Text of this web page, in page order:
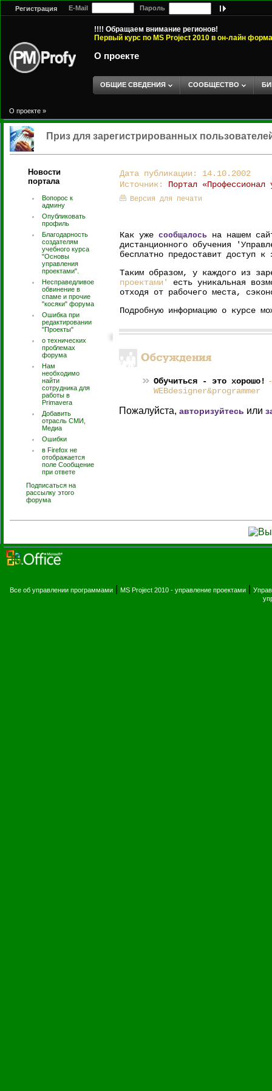
Регистрация E-Mail Пароль
!!!! Обращаем внимание регионов!
Первый курс по MS Project 2010 в он-лайн
О проекте
ОБЩИЕ СВЕДЕНИЯ СООБЩЕСТВО
О проекте »
Приз для зарегистрированных
Новости
портала
Вопорос к
админу
Опубликовать
профиль
Благодарность
создателям
учебного курса
"Основы
управления
проектами".
Несправедливое
обвинение в
спаме и прочие
"косяки" форума
Ошибка при
редактировании
"Проекты"
о технических
проблемах
форума
Нам
необходимо
найти
сотрудника для
работы в
Primavera
Добавить
отрасль СМИ,
Медиа
Ошибки
в Firefox не
отображается
поле Сообщение
при ответе
Подписаться на
рассылку этого
форума
Дата публикации: 14.10.2002
Источник: Портал «Профессионал
Версия для печати
Как уже сообщалось на нашем
дистанционного обучения
бесплатно предоставит доступ
Таким образом, у каждого из
проектами'
есть уникальная
отходя от рабочего места,
Подробную информацию о курсе
Обучиться - это хорошо!
WEBdesigner&programmer
Пожалуйста, авторизуйтесь или
Все об управлении программами MS Project 2010 - управление проектами